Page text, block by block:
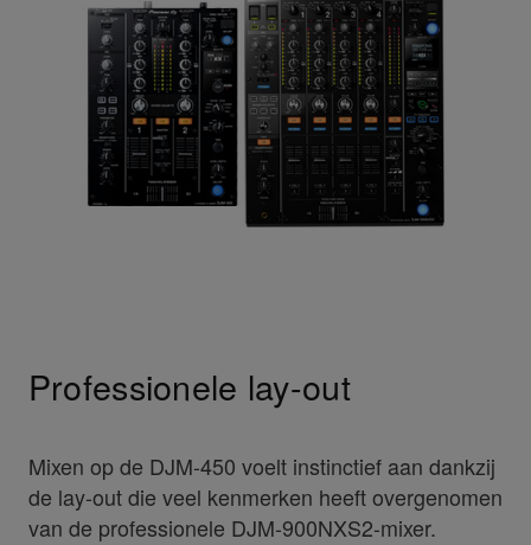
Professionele lay-out
Mixen op de DJM-450 voelt instinctief aan dankzij
de lay-out die veel kenmerken heeft overgenomen
van de professionele DJM-900NXS2-mixer.